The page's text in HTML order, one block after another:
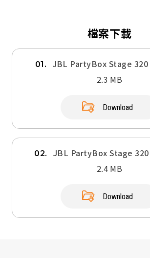
檔案下載
01.
JBL PartyBox Stage 320
2.3 MB
Download
02.
JBL PartyBox Stage 320
2.4 MB
Download